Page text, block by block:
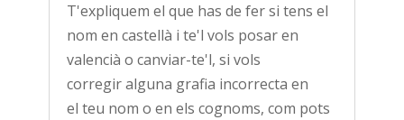
T'expliquem el que has de fer si tens el
nom en castellà i te'l vols posar en
valencià o canviar-te'l, si vols
corregir alguna grafia incorrecta en
el teu nom o en els cognoms, com pots